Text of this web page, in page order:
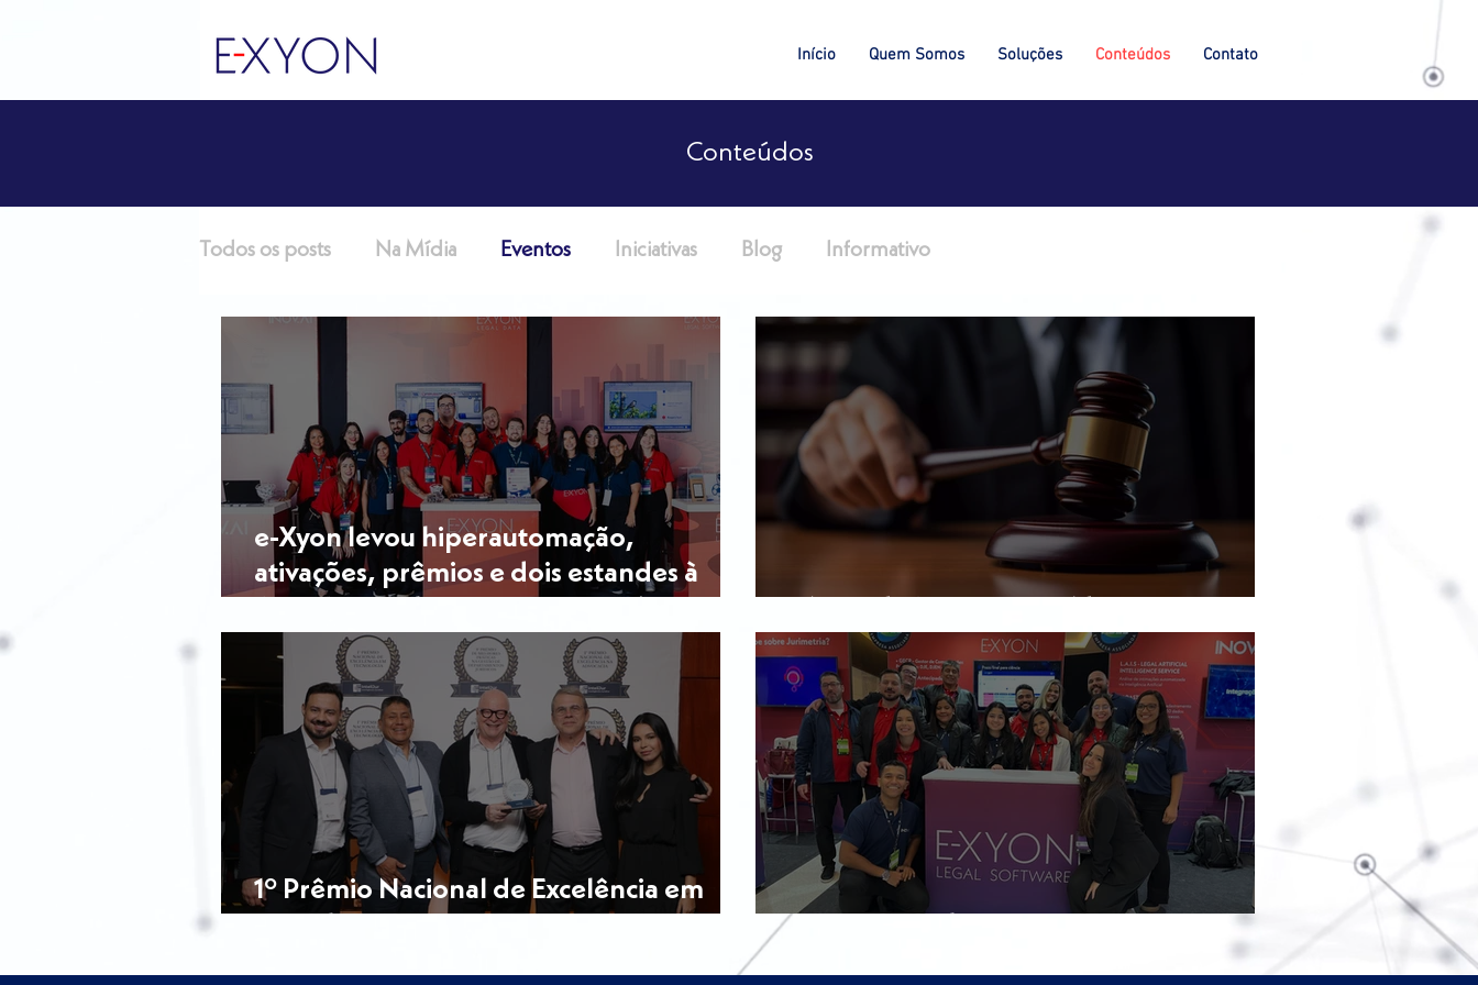
Início Quem Somos Soluções Conteúdos Contato
Conteúdos
Todos os posts Na Mídia Eventos Iniciativas Blog Informativo
e-Xyon levou hiperautomação,
ativações, prêmios e dois estandes à
1º Prêmio Nacional de Excelência em
AB2L Lawtech Experience 2025